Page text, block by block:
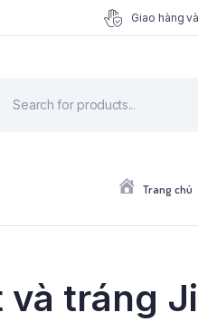
Giao hàng
Trang chủ
và tráng